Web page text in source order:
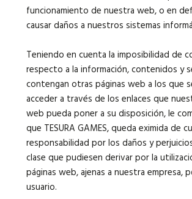
funcionamiento de nuestra web, o en
causar daños a nuestros sistemas
Teniendo en cuenta la imposibilidad de
respecto a la información, contenidos y
contengan otras páginas web a los que
acceder a través de los enlaces que
web pueda poner a su disposición, le
que TESURA GAMES, queda eximida de
responsabilidad por los daños y
clase que pudiesen derivar por la
páginas web, ajenas a nuestra empresa,
usuario.